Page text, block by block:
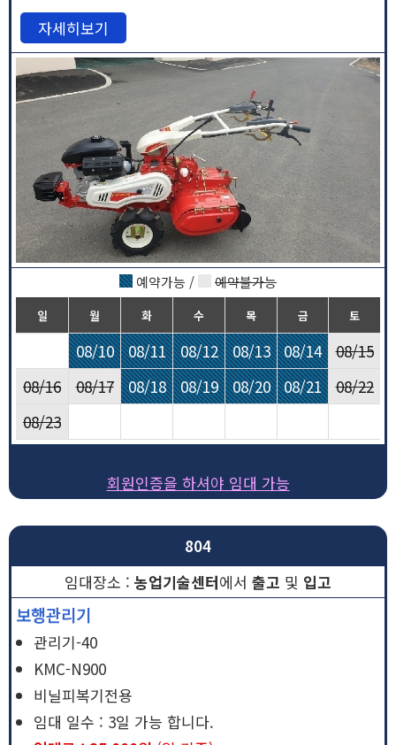
자세히보기
예약가능 / 예약불가능
일 월 화 수 목 금 토
08/10 08/11 08/12 08/13 08/14
08/15
08/16
08/17 08/18 08/19 08/20 08/21
08/22
08/23
회원인증을 하셔야 임대 가능
804
농업기술센터에서 출고 및 입고
보행관리기
관리기-40
KMC-N900
비닐피복기전용
임대 일수 : 3일 가능 합니다.